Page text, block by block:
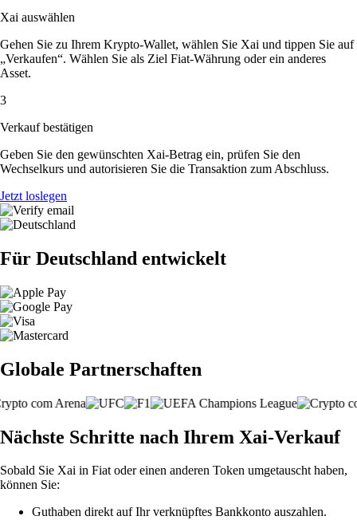
Xai auswählen
Gehen Sie zu Ihrem Krypto-Wallet, wählen Sie Xai und tippen Sie auf
„Verkaufen“. Wählen Sie als Ziel Fiat-Währung oder ein anderes
Asset.
3
Verkauf bestätigen
Geben Sie den gewünschten Xai-Betrag ein, prüfen Sie den
Wechselkurs und autorisieren Sie die Transaktion zum Abschluss.
Jetzt loslegen
Für Deutschland entwickelt
Globale Partnerschaften
Nächste Schritte nach Ihrem Xai-Verkauf
Sobald Sie Xai in Fiat oder einen anderen Token umgetauscht haben,
können Sie:
Guthaben direkt auf Ihr verknüpftes Bankkonto auszahlen.